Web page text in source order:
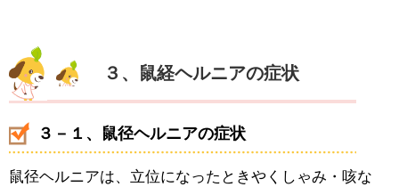
３、鼠経ヘルニアの症状
３－１、鼠径ヘルニアの症状
鼠径ヘルニアは、立位になったときやくしゃみ・咳な